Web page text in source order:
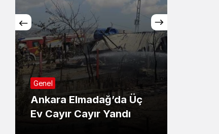
Gece Modu
Gece modunu seçin.
Sistem Modu
Sistem modunu seçin.
Genel
Ankara Elmadağ’da Üç
Ev Cayır Cayır Yandı